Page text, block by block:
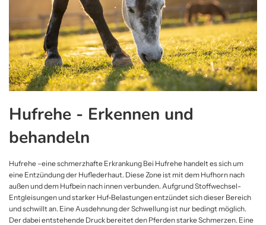
Hufrehe - Erkennen und
behandeln
Hufrehe –eine schmerzhafte Erkrankung Bei Hufrehe handelt es sich um
eine Entzündung der Huflederhaut. Diese Zone ist mit dem Hufhorn nach
außen und dem Hufbein nach innen verbunden. Aufgrund Stoffwechsel-
Entgleisungen und starker Huf-Belastungen entzündet sich dieser Bereich
und schwillt an. Eine Ausdehnung der Schwellung ist nur bedingt möglich.
Der dabei entstehende Druck bereitet den Pferden starke Schmerzen. Eine